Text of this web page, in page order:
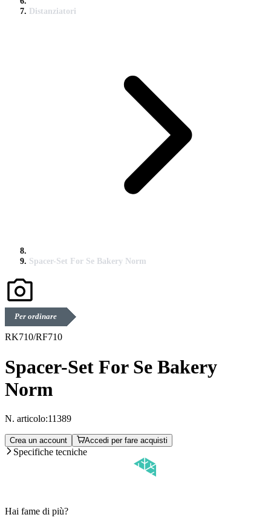
Distanziatori
Spacer-Set For Se Bakery Norm
Per ordinare
RK710/RF710
Spacer-Set For Se Bakery
Norm
N. articolo:11389
Crea un account Accedi per fare acquisti
Specifiche tecniche
Hai fame di più?